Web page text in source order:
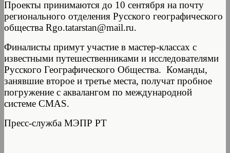
Проекты принимаются до 10 сентября на почту
регионального отделения Русского географического
общества Rgo.tatarstan@mail.ru.
Финалисты примут участие в мастер-классах с
известными путешественниками и исследователями
Русского Географического Общества. Команды,
занявшие второе и третье места, получат пробное
погружение с аквалангом по международной
системе CMAS.
Пресс-служба МЭПР РТ